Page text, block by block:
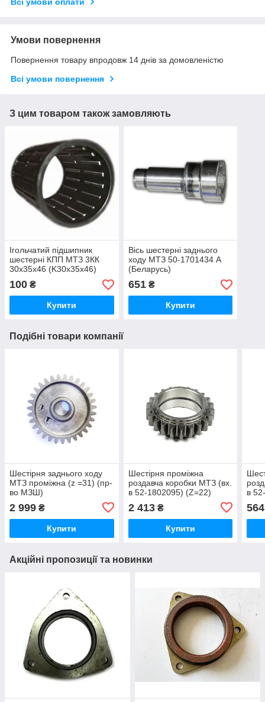
Умови повернення
Повернення товару впродовж 14 днів за домовленістю
Всі умови повернення
З цим товаром також замовляють
Ігольчатий підшипник
шестерні КПП МТЗ 3КК
30х35х46 (K30x35x46)
100 ₴
Купити
Вісь шестерні заднього
ходу МТЗ 50-1701434 А
(Беларусь)
651₴
Купити
Подібні товари компанії
Шестірня заднього ходу
МТЗ проміжна (z =31) (пр-
во МЗШ)
2 999 ₴
Купити
Шестірня проміжна
роздавча коробки МТЗ (вх.
в 52-1802095) (Z=22)
2 413₴
Купити
в
564
Акційні пропозиції та новинки